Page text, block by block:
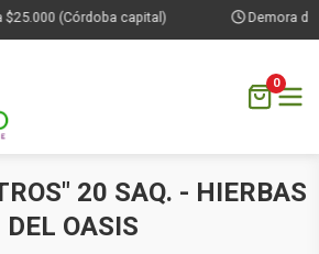
(Córdoba capital) Demora de
0
20 SAQ. - HIERBAS
DEL OASIS